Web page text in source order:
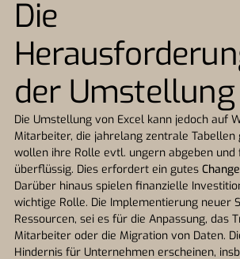
Die
der Umstellung
Die Umstellung von Excel kann jedoch auf
Mitarbeiter, die jahrelang zentrale Tabellen
wollen ihre Rolle evtl. ungern abgeben und
überflüssig. Dies erfordert ein gutes
Darüber hinaus spielen finanzielle
wichtige Rolle. Die Implementierung neuer
Ressourcen, sei es für die Anpassung, das
Mitarbeiter oder die Migration von Daten.
Hindernis für Unternehmen erscheinen,